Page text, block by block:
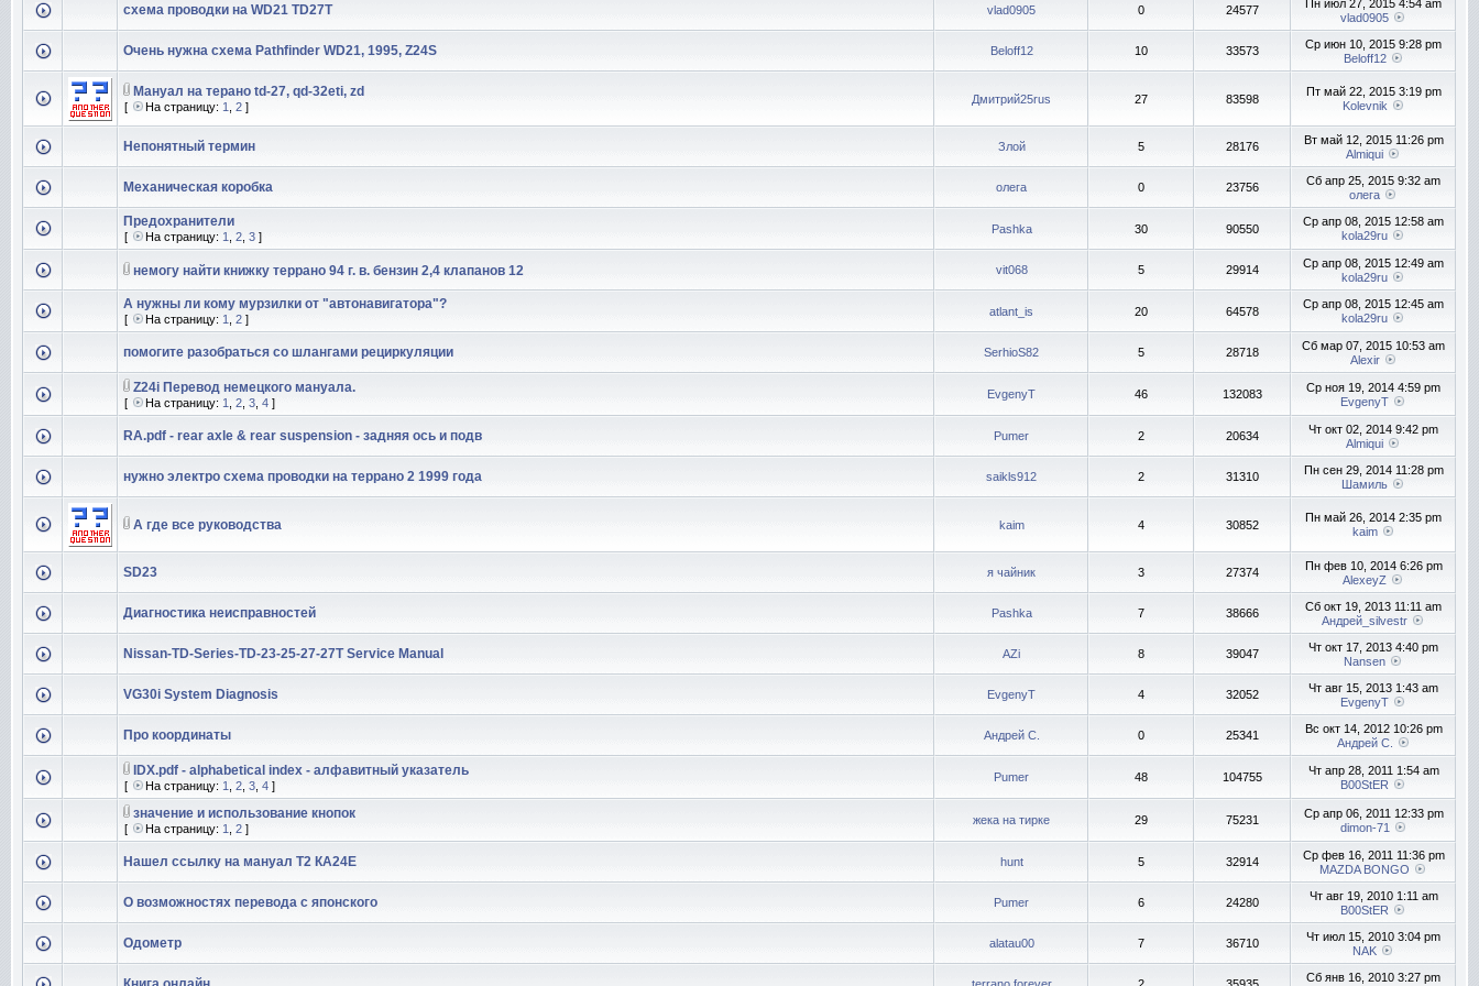
схема проводки на WD21 TD27T vlad0905 0 24577
Пн июл 27, 2015 4:54 am
vlad0905
Очень нужна схема Pathfinder WD21, 1995, Z24S Beloff12 10 33573
Ср июн 10, 2015 9:28 pm
Beloff12
Мануал на терано td-27, qd-32eti, zd
[ На страницу: 1 2 ]
Дмитрий25rus 27 83598
Пт май 22, 2015 3:19 pm
Kolevnik
Непонятный термин Злой 5 28176
Вт май 12, 2015 11:26 pm
Almiqui
Механическая коробка олега 0 23756
Сб апр 25, 2015 9:32 am
олега
Предохранители
[ На страницу: 1 2 3 ]
Pashka 30 90550
Ср апр 08, 2015 12:58 am
kola29ru
немогу найти книжку террано 94 г. в. бензин 2,4 клапанов 12 vit068 5 29914
Ср апр 08, 2015 12:49 am
kola29ru
А нужны ли кому мурзилки от "автонавигатора"?
[ На страницу: 1 2 ]
atlant_is 20 64578
Ср апр 08, 2015 12:45 am
kola29ru
помогите разобраться со шлангами рециркуляции SerhioS82 5 28718
Сб мар 07, 2015 10:53 am
Alexir
Z24i Перевод немецкого мануала.
[ На страницу: 1 2 3 4 ]
EvgenyT 46 132083
Ср ноя 19, 2014 4:59 pm
EvgenyT
RA.pdf - rear axle & rear suspension - задняя ось и подв Pumer 2 20634
Чт окт 02, 2014 9:42 pm
Almiqui
нужно электро схема проводки на террано 2 1999 года saikls912 2 31310
Пн сен 29, 2014 11:28 pm
Шамиль
А где все руководства kaim 4 30852
Пн май 26, 2014 2:35 pm
kaim
SD23 я чайник 3 27374
Пн фев 10, 2014 6:26 pm
AlexeyZ
Диагностика неисправностей Pashka 7 38666
Сб окт 19, 2013 11:11 am
Андрей_silvestr
Nissan-TD-Series-TD-23-25-27-27T Service Manual AZi 8 39047
Чт окт 17, 2013 4:40 pm
Nansen
VG30i System Diagnosis EvgenyT 4 32052
Чт авг 15, 2013 1:43 am
EvgenyT
Про координаты Андрей С. 0 25341
Вс окт 14, 2012 10:26 pm
Андрей С.
IDX.pdf - alphabetical index - алфавитный указатель
[ На страницу: 1 2 3 4 ]
Pumer 48 104755
Чт апр 28, 2011 1:54 am
B00StER
значение и использование кнопок
[ На страницу: 1 2 ]
жека на тирке 29 75231
Ср апр 06, 2011 12:33 pm
dimon-71
Нашел ссылку на мануал Т2 КА24Е hunt 5 32914
Ср фев 16, 2011 11:36 pm
MAZDA BONGO
О возможностях перевода с японского Pumer 6 24280
Чт авг 19, 2010 1:11 am
B00StER
Одометр alatau00 7 36710
Чт июл 15, 2010 3:04 pm
NAK
Сб янв 16, 2010 3:27 pm